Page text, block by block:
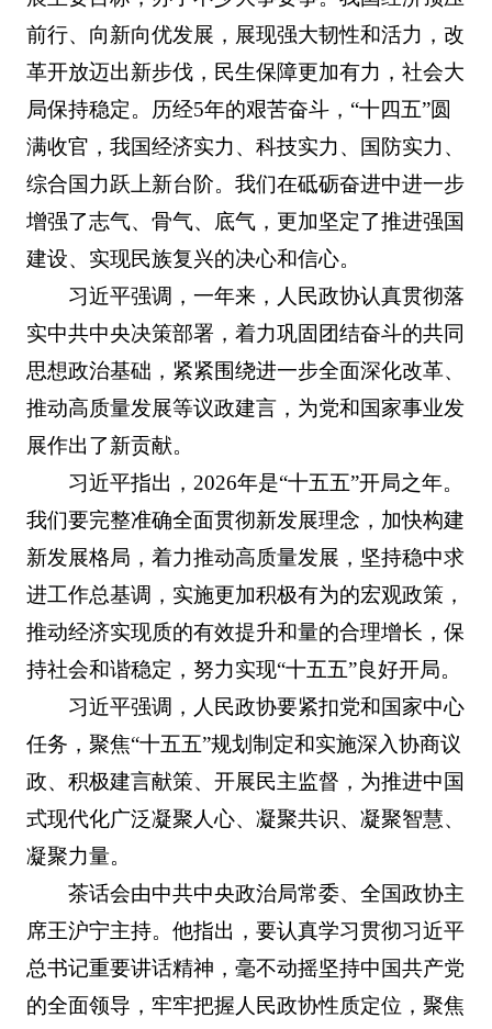
前行、向新向优发展，展现强大韧性和活力，改
革开放迈出新步伐，民生保障更加有力，社会大
局保持稳定。历经5年的艰苦奋斗，“十四五”圆
满收官，我国经济实力、科技实力、国防实力、
综合国力跃上新台阶。我们在砥砺奋进中进一步
增强了志气、骨气、底气，更加坚定了推进强国
建设、实现民族复兴的决心和信心。
习近平强调，一年来，人民政协认真贯彻落
实中共中央决策部署，着力巩固团结奋斗的共同
思想政治基础，紧紧围绕进一步全面深化改革、
推动高质量发展等议政建言，为党和国家事业发
展作出了新贡献。
习近平指出，2026年是“十五五”开局之年。
我们要完整准确全面贯彻新发展理念，加快构建
新发展格局，着力推动高质量发展，坚持稳中求
进工作总基调，实施更加积极有为的宏观政策，
推动经济实现质的有效提升和量的合理增长，保
持社会和谐稳定，努力实现“十五五”良好开局。
习近平强调，人民政协要紧扣党和国家中心
任务，聚焦“十五五”规划制定和实施深入协商议
政、积极建言献策、开展民主监督，为推进中国
式现代化广泛凝聚人心、凝聚共识、凝聚智慧、
凝聚力量。
茶话会由中共中央政治局常委、全国政协主
席王沪宁主持。他指出，要认真学习贯彻习近平
总书记重要讲话精神，毫不动摇坚持中国共产党
的全面领导，牢牢把握人民政协性质定位，聚焦